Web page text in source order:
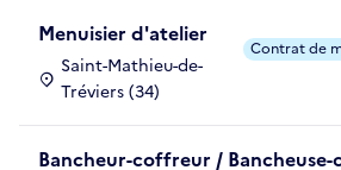
Menuisier d'atelier
Saint-Mathieu-de-
Tréviers (34)
Contrat de
Bancheur-coffreur /